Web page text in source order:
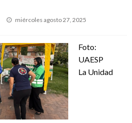
Publicado
miércoles agosto 27, 2025
Foto:
UAESP
La Unidad